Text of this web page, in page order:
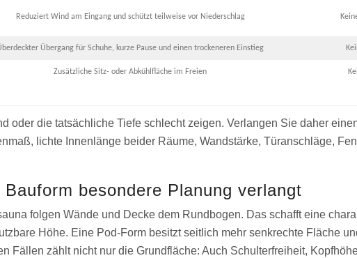
Reduziert Wind am Eingang und schützt teilweise vor Niederschlag
Übergang für Schuhe, kurze Pause und einen trockeneren Einstieg
Zusätzliche Sitz- oder Abkühlfläche im Freien
oder die tatsächliche Tiefe schlecht zeigen. Verlangen Sie daher
lichte Innenlänge beider Räume, Wandstärke, Türanschläge,
besondere Planung verlangt
folgen Wände und Decke dem Rundbogen. Das schafft eine
Höhe. Eine Pod-Form besitzt seitlich mehr senkrechte Fläche
Fällen zählt nicht nur die Grundfläche: Auch Schulterfreiheit,